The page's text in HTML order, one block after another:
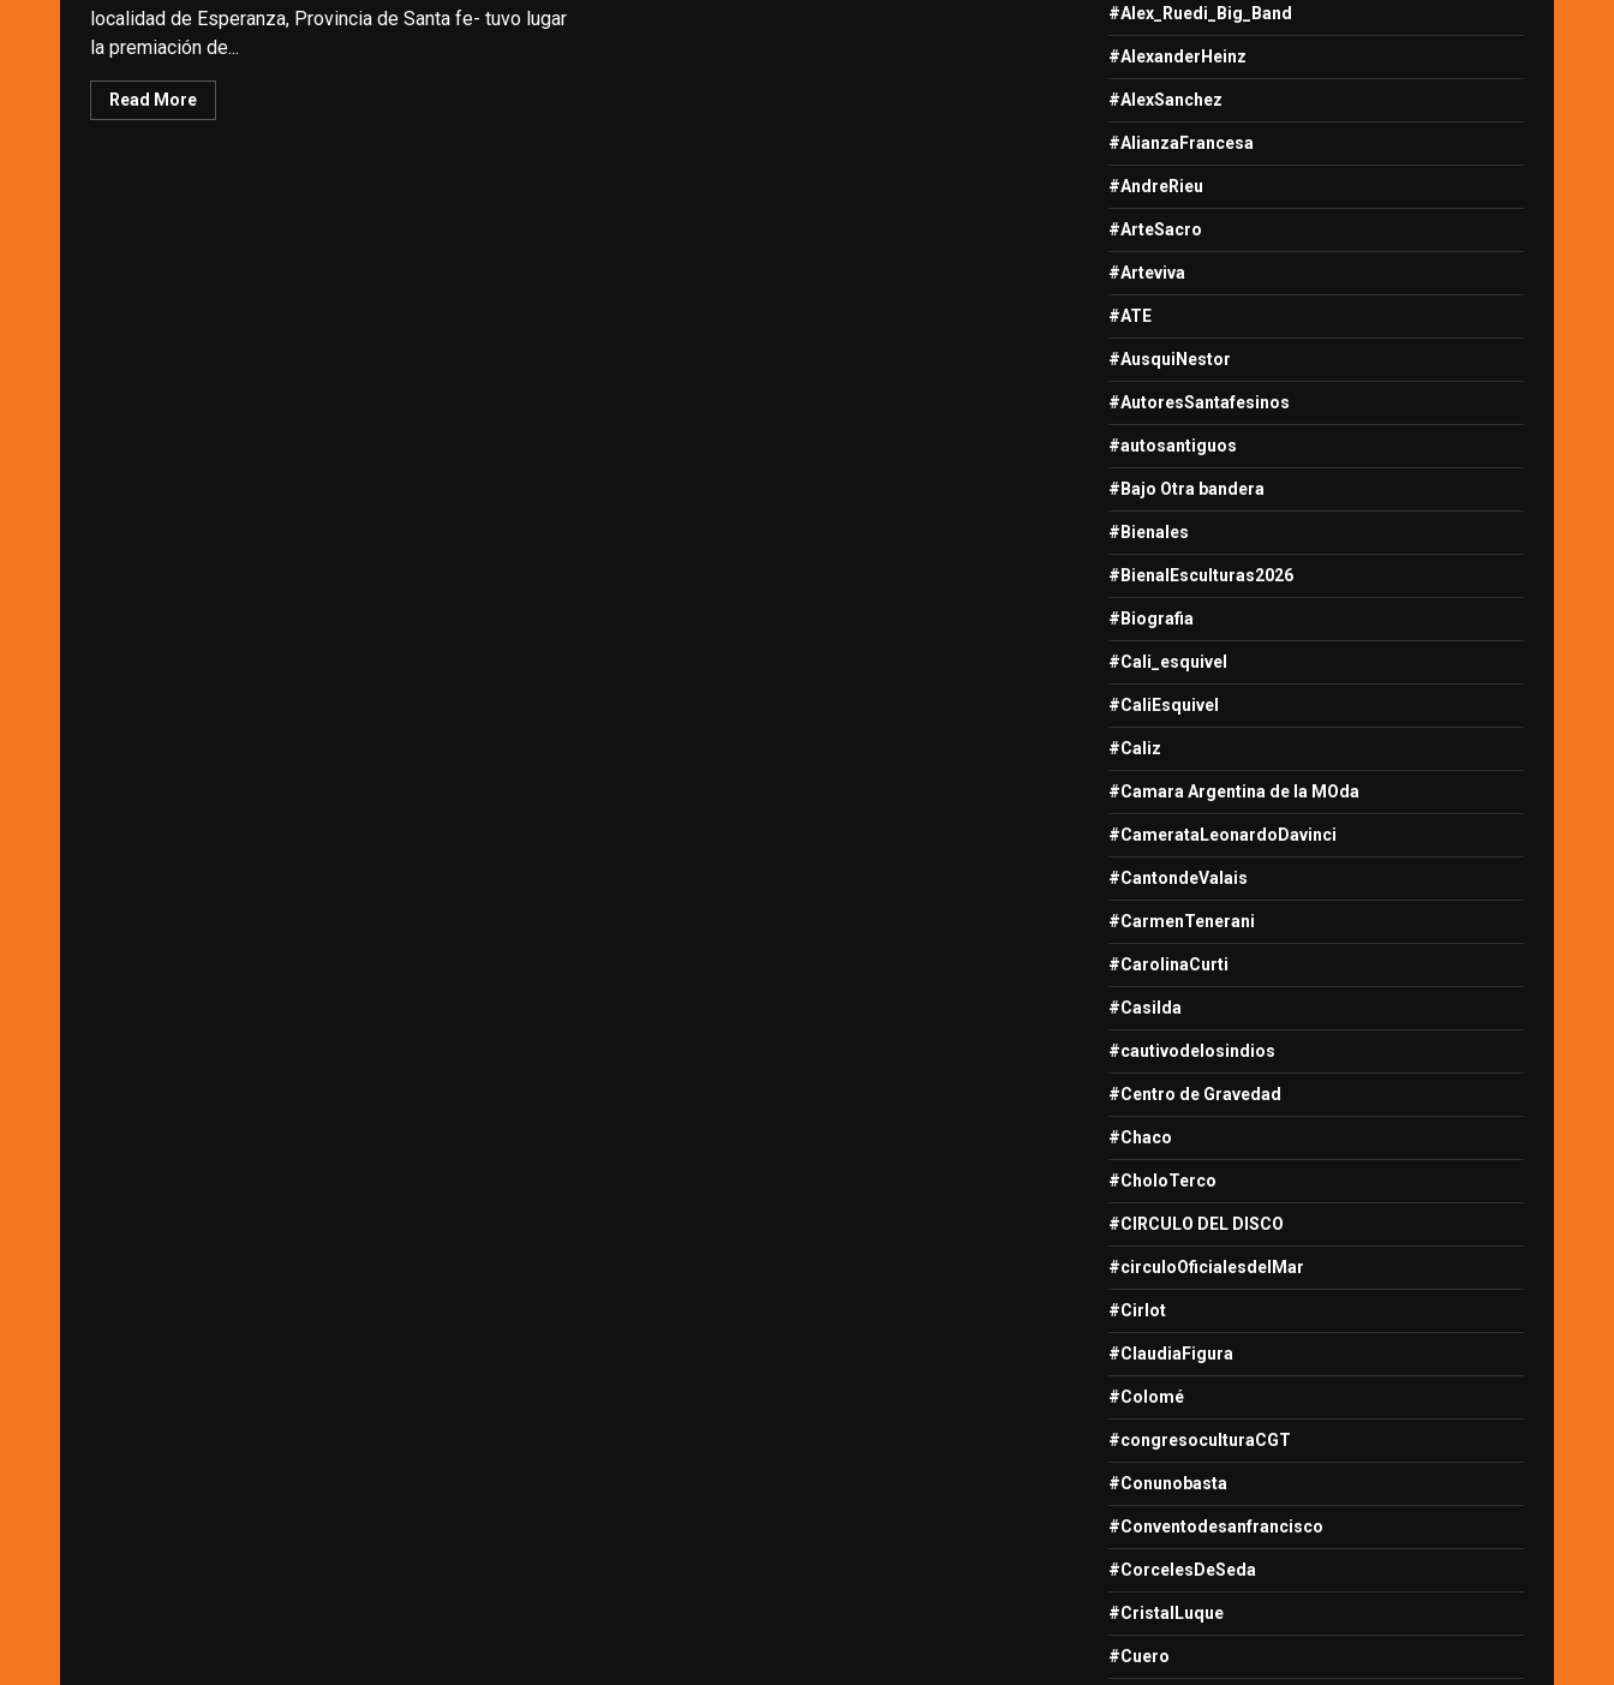
localidad de Esperanza, Provincia de Santa fe- tuvo lugar
la premiación de...
Read More
#Alex_Ruedi_Big_Band
#AlexanderHeinz
#AlexSanchez
#AlianzaFrancesa
#AndreRieu
#ArteSacro
#Arteviva
#ATE
#AusquiNestor
#AutoresSantafesinos
#autosantiguos
#Bajo Otra bandera
#Bienales
#BienalEsculturas2026
#Biografia
#Cali_esquivel
#CaliEsquivel
#Caliz
#Camara Argentina de la MOda
#CamerataLeonardoDavinci
#CantondeValais
#CarmenTenerani
#CarolinaCurti
#Casilda
#cautivodelosindios
#Centro de Gravedad
#Chaco
#CholoTerco
#CIRCULO DEL DISCO
#circuloOficialesdelMar
#Cirlot
#ClaudiaFigura
#Colomé
#congresoculturaCGT
#Conunobasta
#Conventodesanfrancisco
#CorcelesDeSeda
#CristalLuque
#Cuero